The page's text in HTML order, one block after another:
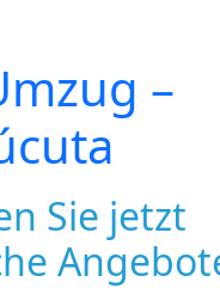
–
Sie jetzt